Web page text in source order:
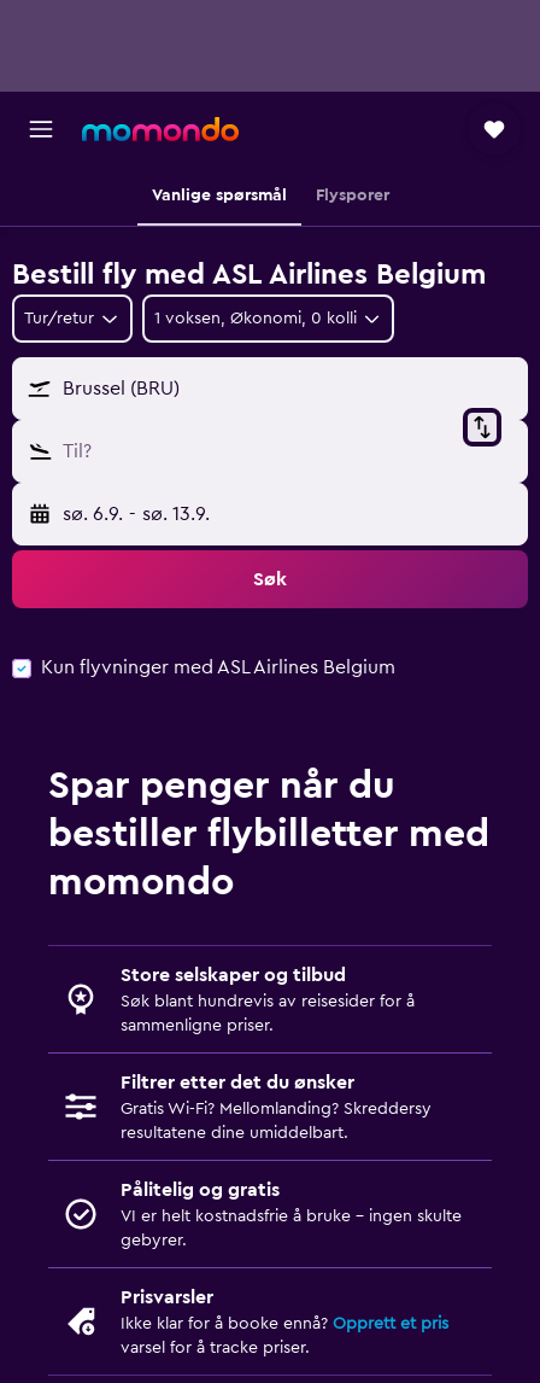
Vanlige spørsmål Flysporer
Bestill fly med ASL Airlines Belgium
Tur/retur 1 voksen, Økonomi, 0 kolli
Brussel (BRU)
Til?
sø. 6.9. - sø. 13.9.
Søk
Kun flyvninger med ASL Airlines Belgium
Spar penger når du
bestiller flybilletter med
momondo
Store selskaper og tilbud
Søk blant hundrevis av reisesider for å
sammenligne priser.
Filtrer etter det du ønsker
Gratis Wi-Fi? Mellomlanding? Skreddersy
resultatene dine umiddelbart.
Pålitelig og gratis
VI er helt kostnadsfrie å bruke - ingen skulte
gebyrer.
Prisvarsler
Ikke klar for å booke ennå? Opprett et pris
varsel for å tracke priser.